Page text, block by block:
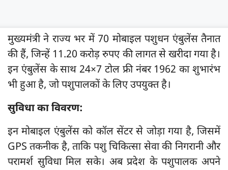
मुख्यमंत्री ने राज्य भर में 70 मोबाइल पशुधन एंबुलेंस तैनात
की हैं, जिन्हें 11.20 करोड़ रुपए की लागत से खरीदा गया है।
इन एंबुलेंस के साथ 24×7 टोल फ्री नंबर 1962 का शुभारंभ
भी हुआ है, जो पशुपालकों के लिए उपयुक्त है।
सुविधा का विवरण:
इन मोबाइल एंबुलेंस को कॉल सेंटर से जोड़ा गया है, जिसमें
GPS तकनीक है, ताकि पशु चिकित्सा सेवा की निगरानी और
परामर्श सुविधा मिल सके। अब प्रदेश के पशुपालक अपने